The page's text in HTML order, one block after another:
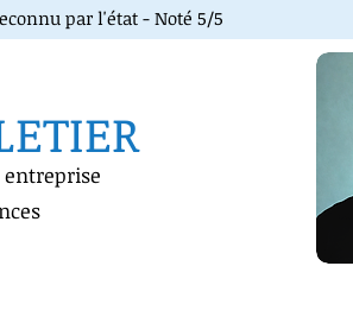
par l'état - Noté 5/5
entreprise